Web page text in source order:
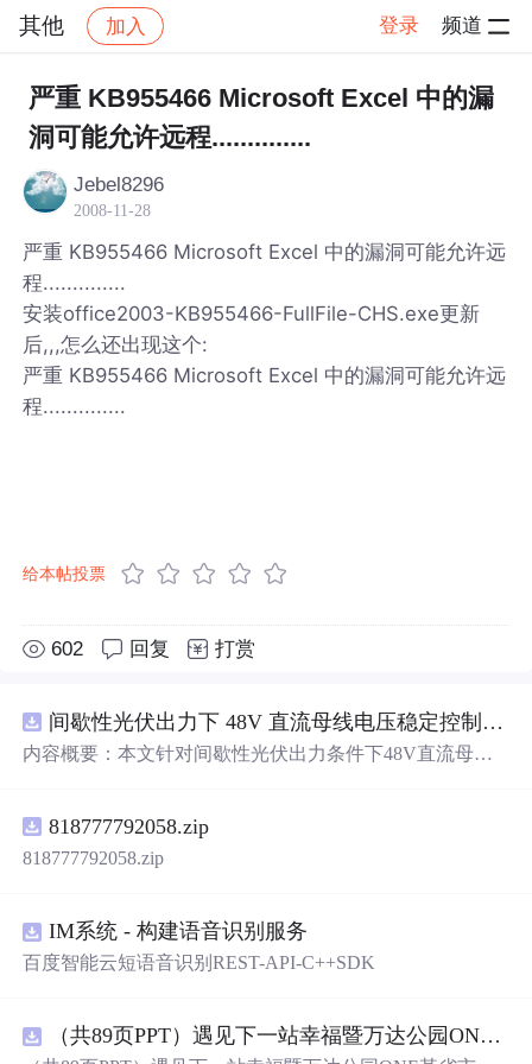
其他 加入 登录 频道
社区 其他 帖子详情
严重 KB955466 Microsoft Excel 中的漏
洞可能允许远程..............
Jebel8296
2008-11-28
严重 KB955466 Microsoft Excel 中的漏洞可能允许远
程..............
安装office2003-KB955466-FullFile-CHS.exe更新
后,,,怎么还出现这个:
严重 KB955466 Microsoft Excel 中的漏洞可能允许远
程..............
给本帖投票
602 回复 打赏
间歇性光伏出力下 48V 直流母线电压稳定控制及储能双向充放电闭环调控体系研究（Simulink仿真实现）
内容概要：本文针对间歇性光伏出力条件下48V直流母线
含光伏阵列、Boost型DC-DC变换器、双向DC-DC变换器
与锂离子电池储能系统的完整拓扑结构，结合光伏最大功
架构，集成电压外环与电流内环双闭环控制策略，确保在
光照强度波动、负载突变等动态工况下维持母线电压稳
定。在Simulink环境 中 搭建全系统仿真模型，验证了控制策
在无外部电网支撑下的自主运行能力和电能质量水平。; 适
合人群：具备电力电子、自动控制与新能源系统基础知识
818777792058.zip
818777792058.zip
IM系统 - 构建语音识别服务
百度智能云短语音识别REST-API-C++SDK
（共89页PPT）遇见下一站幸福暨万达公园ONE某省市热气球生活艺术节活动策划方案.pptx